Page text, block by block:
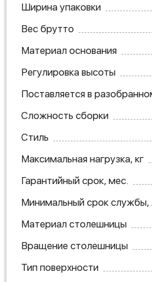
Ширина упаковки
Вес брутто
Материал основания
Регулировка высоты
Поставляется в
Сложность сборки
Стиль
Максимальная нагрузка, кг
Гарантийный срок, мес.
Минимальный срок службы,
Материал столешницы
Вращение столешницы
Тип поверхности